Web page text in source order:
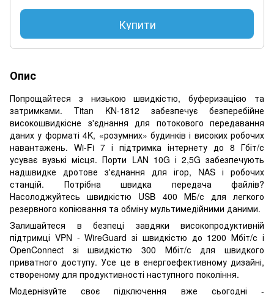
Купити
Опис
Попрощайтеся з низькою швидкістю, буферизацією та
затримками. Titan KN-1812 забезпечує безперебійне
високошвидкісне з'єднання для потокового передавання
даних у форматі 4K, «розумних» будинків і високих робочих
навантажень. Wi-Fi 7 і підтримка інтернету до 8 Гбіт/с
усуває вузькі місця. Порти LAN 10G і 2,5G забезпечують
надшвидке дротове з'єднання для ігор, NAS і робочих
станцій. Потрібна швидка передача файлів?
Насолоджуйтесь швидкістю USB 400 МБ/с для легкого
резервного копіювання та обміну мультимедійними даними.
Залишайтеся в безпеці завдяки високопродуктивній
підтримці VPN - WireGuard зі швидкістю до 1200 Мбіт/с і
OpenConnect зі швидкістю 300 Мбіт/с для швидкого
приватного доступу. Усе це в енергоефективному дизайні,
створеному для продуктивності наступного покоління.
Модернізуйте своє підключення вже сьогодні -